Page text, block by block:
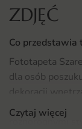
ZDJĘĆ
Co
Fototapeta
dla osób
dekoracji
odcieniach
różnorodnymi
Czytaj więcej